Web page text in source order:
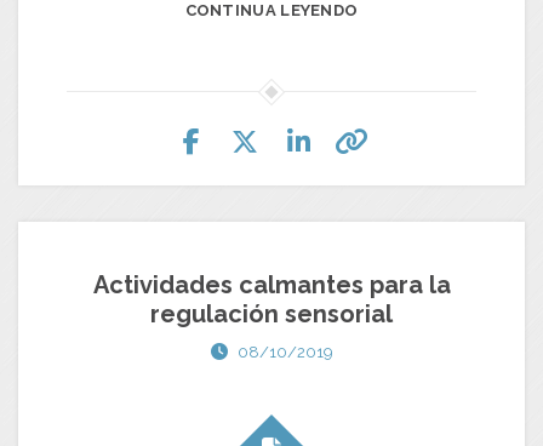
CONTINUA LEYENDO
Actividades calmantes para la
regulación sensorial
08/10/2019